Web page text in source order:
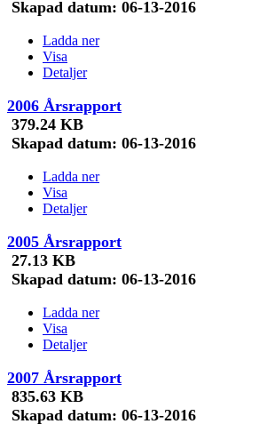
Skapad datum: 06-13-2016
Ladda ner
Visa
Detaljer
2006 Årsrapport
379.24 KB
Skapad datum: 06-13-2016
Ladda ner
Visa
Detaljer
2005 Årsrapport
27.13 KB
Skapad datum: 06-13-2016
Ladda ner
Visa
Detaljer
2007 Årsrapport
835.63 KB
Skapad datum: 06-13-2016